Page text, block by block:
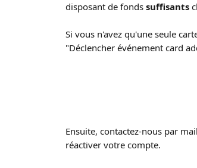
disposant de fonds suffisants
Si vous n'avez qu'une seule
"Déclencher événement card
Ensuite, contactez-nous par
réactiver votre compte.